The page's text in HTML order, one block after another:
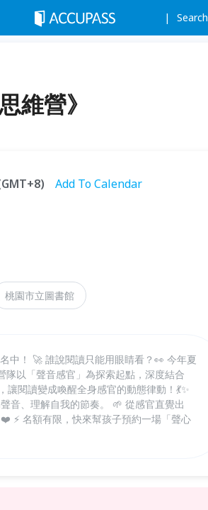
Search
維營》
Add To Calendar
桃園市立圖書館
中！ 🚀 誰說閱讀只能用眼睛看？👀 今年夏
以「聲音感官」為探索起點，深度結合
閱讀變成喚醒全身感官的動態律動！💃✨
音、理解自我的節奏。 🌱 從感官直覺出
⚡ 名額有限，快來幫孩子預約一場「聲心